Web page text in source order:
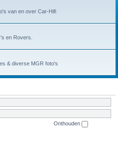
van en over Car-Hifi
en Rovers.
& diverse MGR foto's
Onthouden